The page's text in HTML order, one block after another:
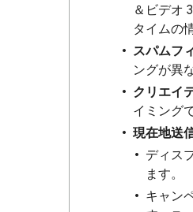
＆ビデオ
タイムの
スパムフ
ングが異
クリエイ
イミング
現在地送
ディス
ます。
キャン